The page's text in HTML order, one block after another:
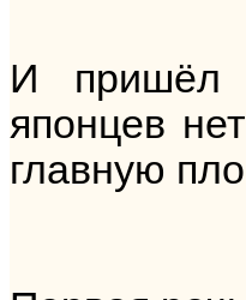
И пришёл
японцев
главную